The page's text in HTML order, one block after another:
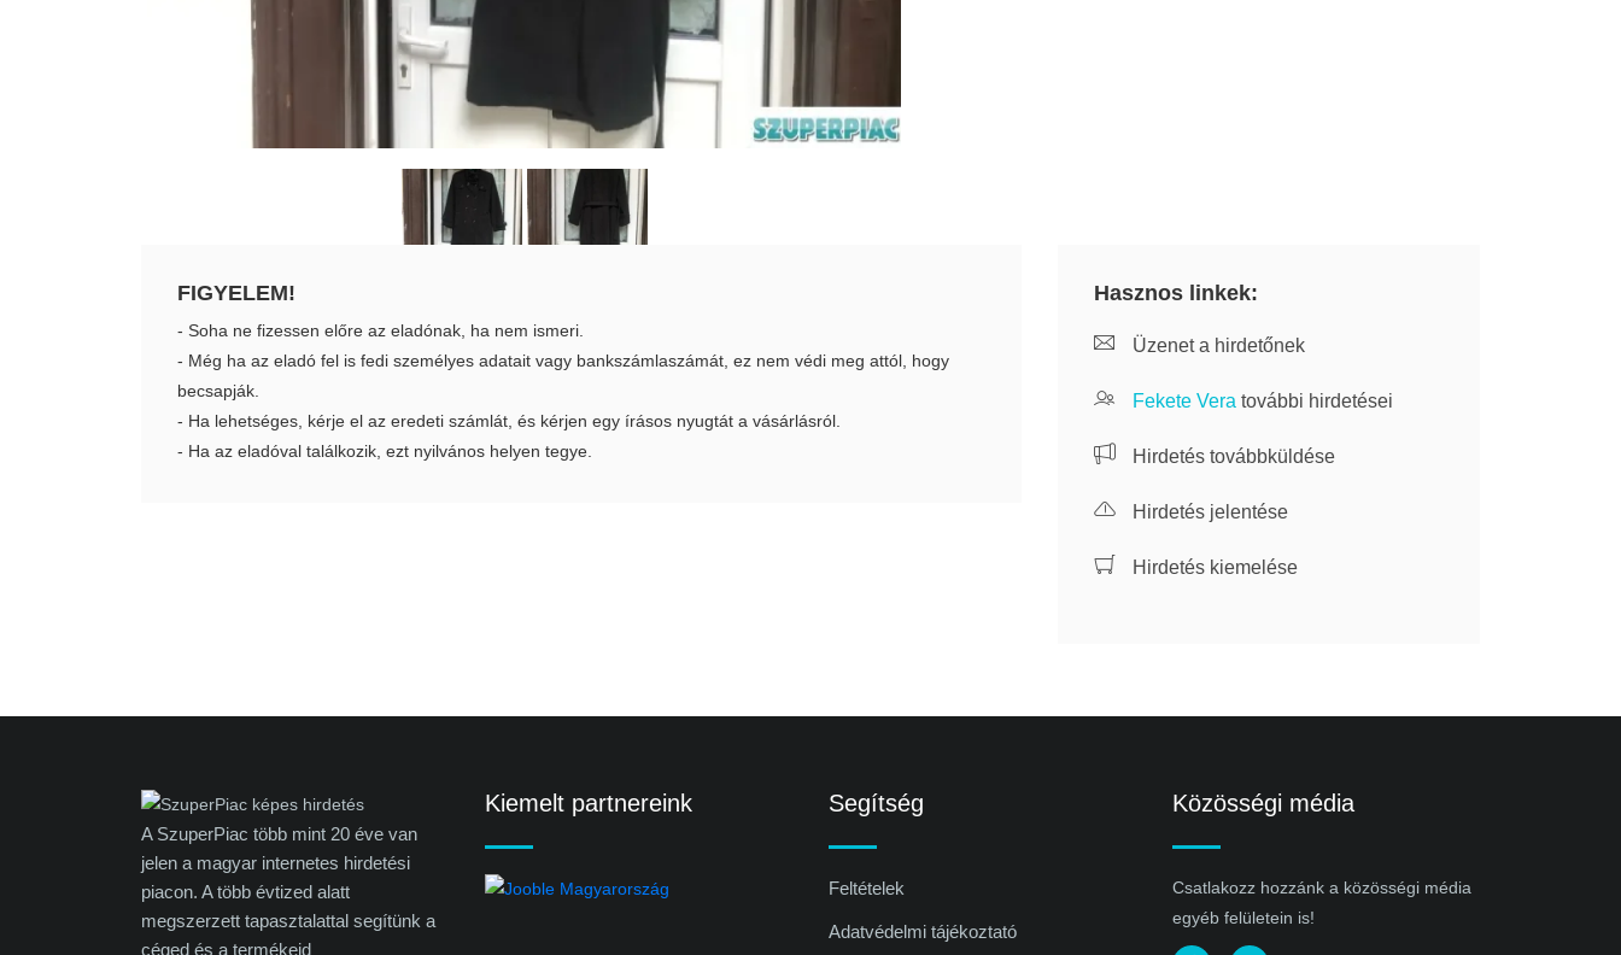
FIGYELEM!
- Soha ne fizessen előre az eladónak, ha nem ismeri.
- Még ha az eladó fel is fedi személyes adatait vagy bankszámlaszámát, ez nem védi meg attól, hogy
becsapják.
- Ha lehetséges, kérje el az eredeti számlát, és kérjen egy írásos nyugtát a vásárlásról.
- Ha az eladóval találkozik, ezt nyilvános helyen tegye.
Hasznos linkek:
Üzenet a hirdetőnek
Fekete Vera további hirdetései
Hirdetés továbbküldése
Hirdetés jelentése
Hirdetés kiemelése
A SzuperPiac több mint 20 éve van
jelen a magyar internetes hirdetési
piacon. A több évtized alatt
megszerzett tapasztalattal segítünk a
céged és a termékeid
Kiemelt partnereink Segítség
Feltételek
Adatvédelmi tájékoztató
Közösségi média
Csatlakozz hozzánk a közösségi média
egyéb felületein is!